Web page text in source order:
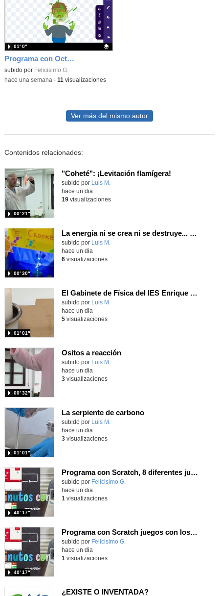
Programa con OctoStudio, un juego homenajeando al House of the dead con Zombies
Contenido educativo.
subido por Felicisimo G.
01′ 0″
-hace una semana - 11 visualizaciones
Ver más del mismo autor
Contenidos relacionados:
"Coheté": ¡Levitación flamígera!
Contenido educativo.
subido por Luis M.
00′ 21″
hace un dia
19visualizaciones
La energía ni se crea ni se destruye... ¡se experimenta! El Tierno en la Feria Madrid es Ciencia 2026
Contenido educativo.
subido por Luis M.
00′ 30″
hace un dia
6visualizaciones
El Gabinete de Física del IES Enrique Tierno Galván de Parla (Curso 25-26)
Contenido educativo.
subido por Luis M.
01′ 01″
hace un dia
5visualizaciones
Ositos a reacción
Contenido educativo.
subido por Luis M.
00′ 32″
hace un dia
3visualizaciones
La serpiente de carbono
Contenido educativo.
subido por Luis M.
01′ 01″
hace un dia
3visualizaciones
Programa con Scratch, 8 diferentes juegos para vivir la emoción de los partidos de España en el mundial 2026
Contenido educativo.
subido por Felicisimo G.
40′ 17″
hace un dia
1 visualizaciones
Programa con Scratch juegos con los partidos del mundial 2026 ganados por España
Contenido educativo.
subido por Felicisimo G.
40′ 17″
hace un dia
1 visualizaciones
¿EXISTE O INVENTADA?